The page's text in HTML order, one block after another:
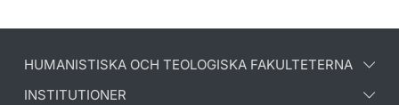
HUMANISTISKA OCH TEOLOGISKA FAKULTETERNA
INSTITUTIONER